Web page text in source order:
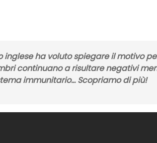
inglese ha voluto spiegare il motivo
continuano a risultare negativi
immunitario… Scopriamo di più!